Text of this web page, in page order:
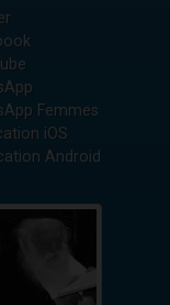
Femmes
iOS
Android